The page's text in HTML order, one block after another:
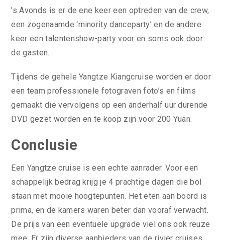
’s Avonds is er de ene keer een optreden van de crew,
een zogenaamde ‘minority danceparty’ en de andere
keer een talentenshow-party voor en soms ook door
de gasten.
Tijdens de gehele Yangtze Kiangcruise worden er door
een team professionele fotograven foto’s en films
gemaakt die vervolgens op een anderhalf uur durende
DVD gezet worden en te koop zijn voor 200 Yuan.
Conclusie
Een Yangtze cruise is een echte aanrader. Voor een
schappelijk bedrag krijg je 4 prachtige dagen die bol
staan met mooie hoogtepunten. Het eten aan boord is
prima, en de kamers waren beter dan vooraf verwacht.
De prijs van een eventuele upgrade viel ons ook reuze